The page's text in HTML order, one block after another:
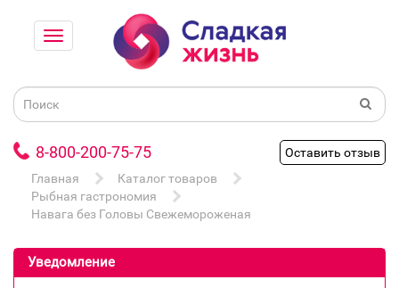
8-800-200-75-75
Оставить отзыв
Главная
Каталог товаров
Рыбная гастрономия
Навага без Головы Свежемороженая
Уведомление